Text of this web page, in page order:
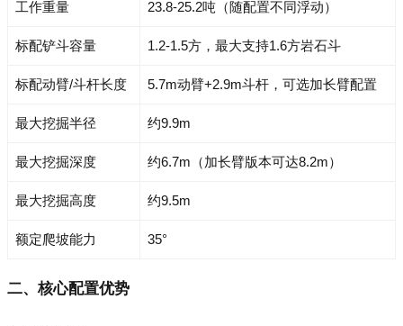
工作重量 23.8-25.2吨（随配置不同浮动）
标配铲斗容量 1.2-1.5方，最大支持1.6方岩石斗
标配动臂/斗杆长度 5.7m动臂+2.9m斗杆，可选加长臂配置
最大挖掘半径 约9.9m
最大挖掘深度 约6.7m（加长臂版本可达8.2m）
最大挖掘高度 约9.5m
额定爬坡能力 35°
二、核心配置优势